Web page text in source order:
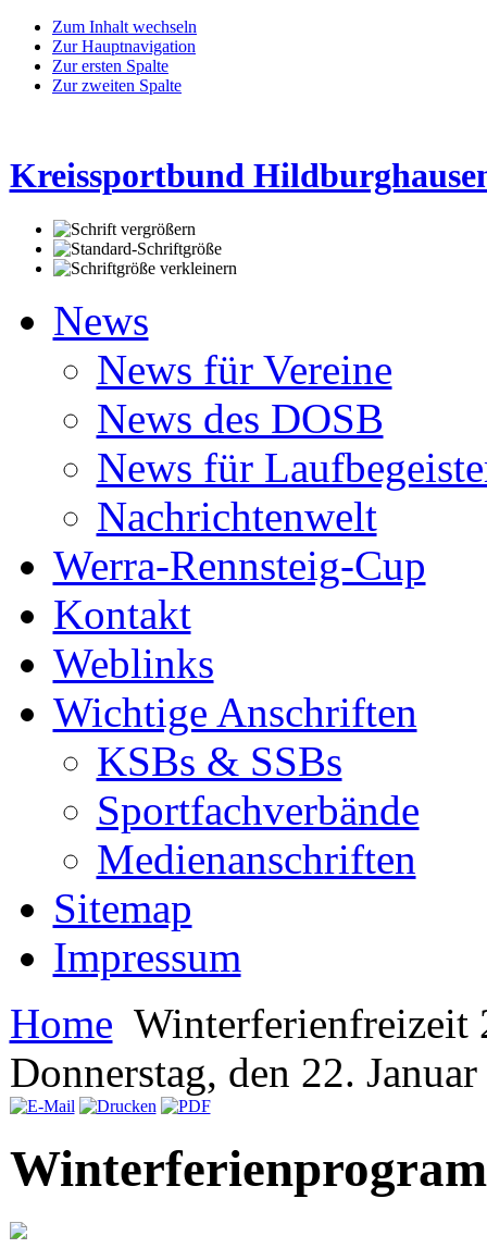
Zum Inhalt wechseln
Zur Hauptnavigation
Zur ersten Spalte
Zur zweiten Spalte
Kreissportbund
News
News für Vereine
News des DOSB
News für
Nachrichtenwelt
Werra-Rennsteig-Cup
Kontakt
Weblinks
Wichtige Anschriften
KSBs & SSBs
Sportfachverbände
Medienanschriften
Sitemap
Impressum
Home Winterferienfreizeit
Donnerstag, den 22.